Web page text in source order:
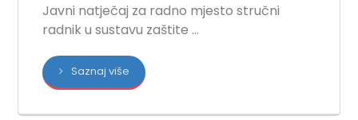
Javni natječaj za radno mjesto stručni
radnik u sustavu zaštite ...
Saznaj više